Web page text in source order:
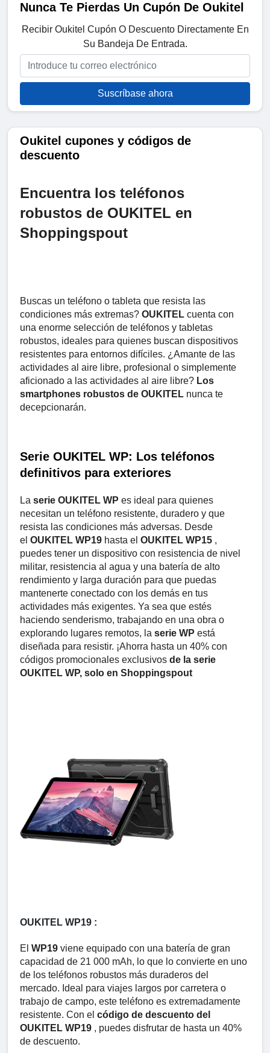
Nunca Te Pierdas Un Cupón De Oukitel
Recibir Oukitel Cupón O Descuento Directamente En
Su Bandeja De Entrada.
Suscríbase ahora
Oukitel cupones y códigos de
descuento
Encuentra los teléfonos
robustos de OUKITEL en
Shoppingspout
Buscas un teléfono o tableta que resista las
condiciones más extremas? OUKITEL cuenta con
una enorme selección de teléfonos y tabletas
robustos, ideales para quienes buscan dispositivos
resistentes para entornos difíciles. ¿Amante de las
actividades al aire libre, profesional o simplemente
aficionado a las actividades al aire libre? Los
smartphones robustos de OUKITEL nunca te
decepcionarán.
Serie OUKITEL WP: Los teléfonos
definitivos para exteriores
La serie OUKITEL WP es ideal para quienes
necesitan un teléfono resistente, duradero y que
resista las condiciones más adversas. Desde
el OUKITEL WP19 hasta el OUKITEL WP15 ,
puedes tener un dispositivo con resistencia de nivel
militar, resistencia al agua y una batería de alto
rendimiento y larga duración para que puedas
mantenerte conectado con los demás en tus
actividades más exigentes. Ya sea que estés
haciendo senderismo, trabajando en una obra o
explorando lugares remotos, la serie WP está
diseñada para resistir. ¡Ahorra hasta un 40% con
códigos promocionales exclusivos de la serie
OUKITEL WP, solo en Shoppingspout
OUKITEL WP19 :
El WP19 viene equipado con una batería de gran
capacidad de 21 000 mAh, lo que lo convierte en uno
de los teléfonos robustos más duraderos del
mercado. Ideal para viajes largos por carretera o
trabajo de campo, este teléfono es extremadamente
resistente. Con el código de descuento del
OUKITEL WP19 , puedes disfrutar de hasta un 40%
de descuento.